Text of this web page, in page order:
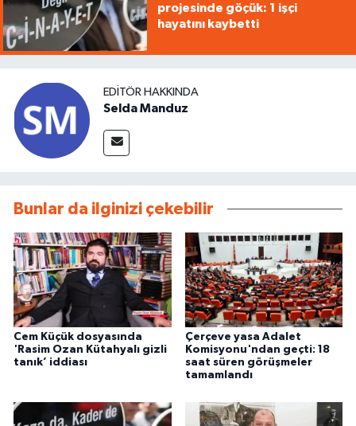
projesinde göçük: 1 işçi
hayatını kaybetti
EDITÖR HAKKINDA
Selda Manduz
Bunlar da ilginizi çekebilir
Cem Küçük dosyasında
'Rasim Ozan Kütahyalı gizli
tanık’ iddiası
Çerçeve yasa Adalet
Komisyonu'ndan geçti: 18
saat süren görüşmeler
tamamlandı